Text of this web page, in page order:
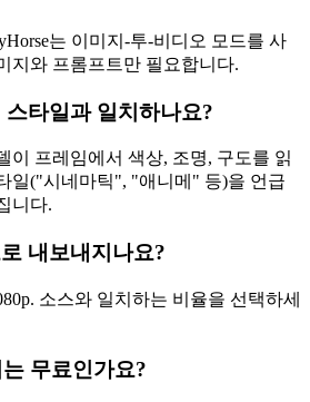
는 이미지-투-비디오 모드를 사
지와 프롬프트만 필요합니다.
타일과 일치하나요?
이 프레임에서 색상, 조명, 구도를 읽
일("시네마틱", "애니메" 등)을 언급
니다.
내보내지나요?
소스와 일치하는 비율을 선택하세
무료인가요?